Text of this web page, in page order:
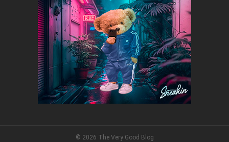
© 2026 The Very Good Blog